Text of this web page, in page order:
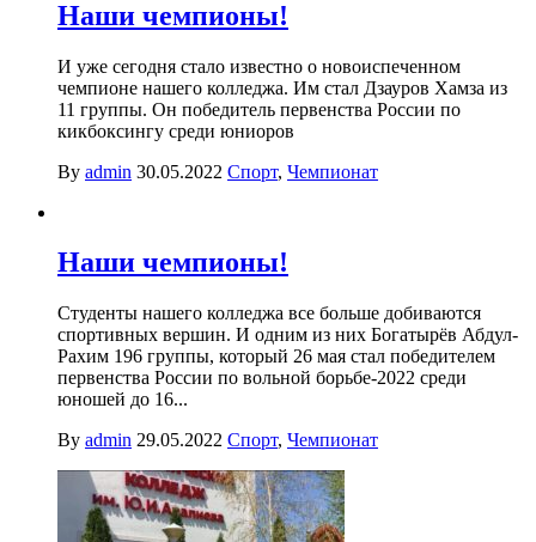
Наши чемпионы!
И уже сегодня стало известно о новоиспеченном
чемпионе нашего колледжа. Им стал Дзауров Хамза из
11 группы. Он победитель первенства России по
кикбоксингу среди юниоров
By admin 30.05.2022 Спорт, Чемпионат
Наши чемпионы!
Студенты нашего колледжа все больше добиваются
спортивных вершин. И одним из них Богатырёв Абдул-
Рахим 196 группы, который 26 мая стал победителем
первенства России по вольной борьбе-2022 среди
юношей до 16...
By admin 29.05.2022 Спорт, Чемпионат